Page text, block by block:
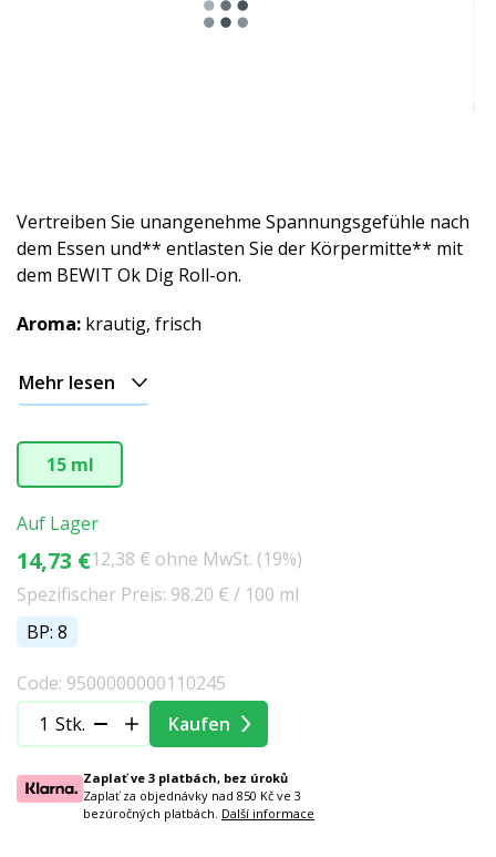
Wellness-
Roll-
on
Vertreiben Sie unangenehme Spannungsgefühle nach
dem Essen und** entlasten Sie der Körpermitte** mit
dem BEWIT Ok Dig Roll-on.
Aroma: krautig, frisch
Mehr lesen
15 ml
Auf Lager
14,73 €12,38 € ohne MwSt. (19%)
Spezifischer Preis: 98.20 € / 100 ml
BP: 8
Code: 9500000000110245
Stk.
Kaufen
Zaplať ve 3 platbách, bez úroků
Zaplať za objednávky nad 850 Kč ve 3
bezúročných platbách. Další informace